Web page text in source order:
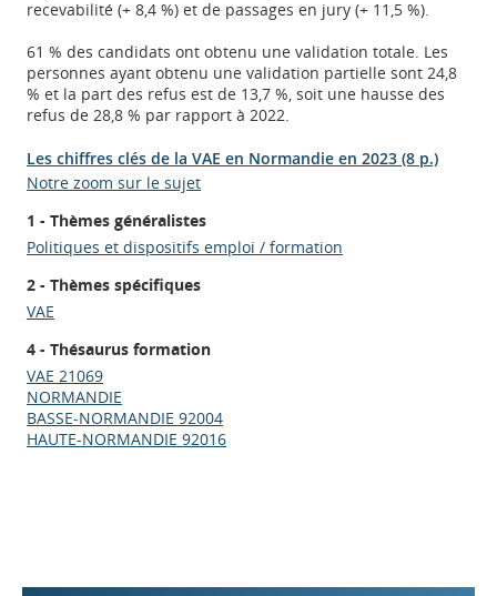
recevabilité (+ 8,4 %) et de passages en jury (+ 11,5 %).
61 % des candidats ont obtenu une validation totale. Les
personnes ayant obtenu une validation partielle sont 24,8
% et la part des refus est de 13,7 %, soit une hausse des
refus de 28,8 % par rapport à 2022.
Les chiffres clés de la VAE en Normandie en 2023 (8 p.)
Notre zoom sur le sujet
1 - Thèmes généralistes
Politiques et dispositifs emploi / formation
2 - Thèmes spécifiques
VAE
4 - Thésaurus formation
VAE 21069
NORMANDIE
BASSE-NORMANDIE 92004
HAUTE-NORMANDIE 92016
Appels à projets